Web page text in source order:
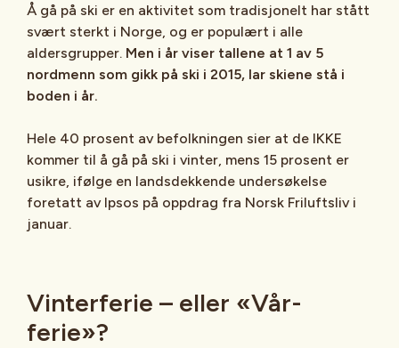
Å gå på ski er en aktivitet som tradisjonelt har stått
svært sterkt i Norge, og er populært i alle
aldersgrupper. Men i år viser tallene at 1 av 5
nordmenn som gikk på ski i 2015, lar skiene stå i
boden i år.
Hele 40 prosent av befolkningen sier at de IKKE
kommer til å gå på ski i vinter, mens 15 prosent er
usikre, ifølge en landsdekkende undersøkelse
foretatt av Ipsos på oppdrag fra Norsk Friluftsliv i
januar.
Vinterferie – eller «Vår-
ferie»?